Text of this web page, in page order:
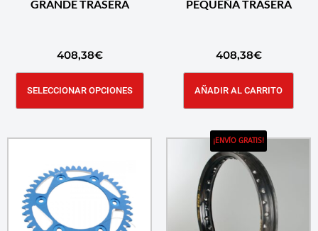
GRANDE TRASERA
408,38€
SELECCIONAR OPCIONES
PEQUEÑA TRASERA
408,38€
AÑADIR AL CARRITO
¡ENVÍO GRATIS!